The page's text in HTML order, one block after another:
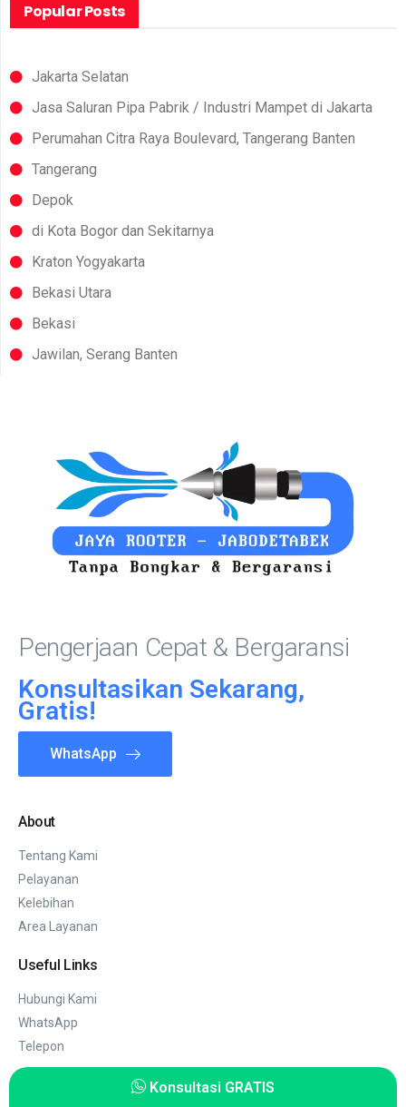
Popular Posts
Jakarta Selatan
Jasa Saluran Pipa Pabrik / Industri Mampet di Jakarta
Perumahan Citra Raya Boulevard, Tangerang Banten
Tangerang
Depok
di Kota Bogor dan Sekitarnya
Kraton Yogyakarta
Bekasi Utara
Bekasi
Jawilan, Serang Banten
Pengerjaan Cepat & Bergaransi
Konsultasikan Sekarang,
Gratis!
WhatsApp
About
Tentang Kami
Pelayanan
Kelebihan
Area Layanan
Useful Links
Hubungi Kami
WhatsApp
Telepon
Konsultasi GRATIS